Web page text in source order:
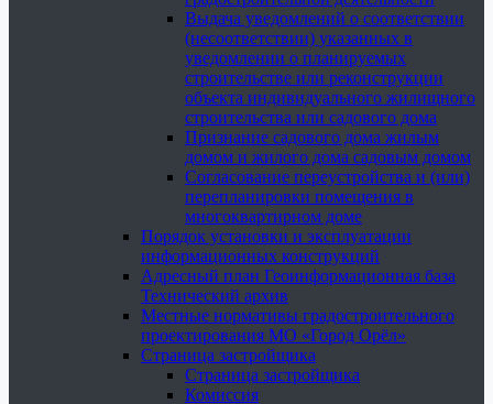
Выдача уведомлений о соответствии
(несоответствии) указанных в
уведомлении о планируемых
строительстве или реконструкции
объекта индивидуального жилищного
строительства или садового дома
Признание садового дома жилым
домом и жилого дома садовым домом
Согласование переустройства и (или)
перепланировки помещения в
многоквартирном доме
Порядок установки и эксплуатации
информационных конструкций
Адресный план Геоинформационная база
Технический архив
Местные нормативы градостроительного
проектирования МО «Город Орёл»
Страница застройщика
Страница застройщика
Комиссия